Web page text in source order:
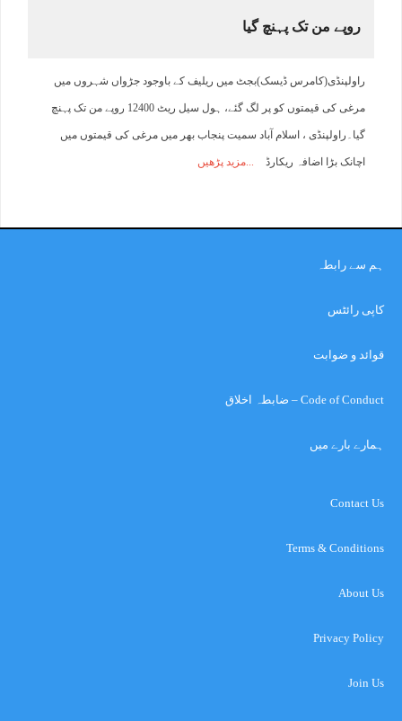
روپے من تک پہنچ گیا
راولپنڈی(کامرس ڈیسک)بجٹ میں ریلیف کے باوجود جڑواں شہروں میں
مرغی کی قیمتوں کو پر لگ گئے، ہول سیل ریٹ 12400 روپے من تک پہنچ
گیا۔راولپنڈی ، اسلام آباد سمیت پنجاب بھر میں مرغی کی قیمتوں میں
اچانک بڑا اضافہ ریکارڈ مزید پڑھیں
ہم سے رابطہ
کاپی رائٹس
قوائد و ضوابت
Code of Conduct – ضابطہ اخلاق
ہمارے بارے میں
Contact Us
Terms & Conditions
About Us
Privacy Policy
Join Us